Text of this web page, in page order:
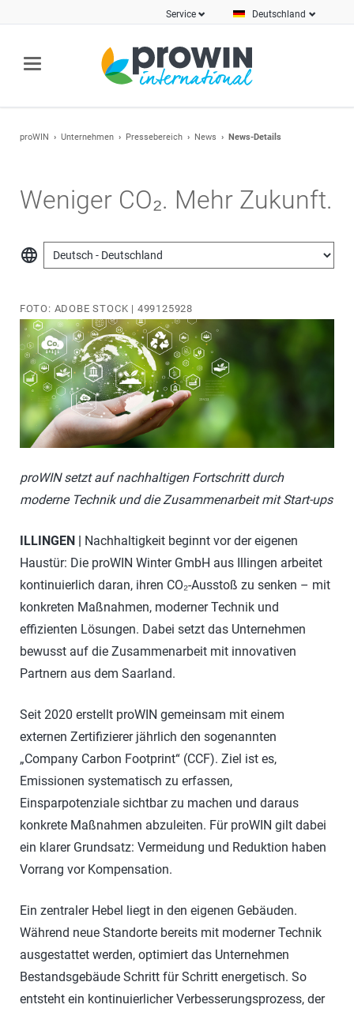
Deutschland
Service
proWIN Unternehmen Pressebereich News News-Details
Weniger CO₂. Mehr Zukunft.
language
FOTO: ADOBE STOCK | 499125928
proWIN setzt auf nachhaltigen Fortschritt durch
moderne Technik und die Zusammenarbeit mit Start-ups
ILLINGEN | Nachhaltigkeit beginnt vor der eigenen
Haustür: Die proWIN Winter GmbH aus Illingen arbeitet
kontinuierlich daran, ihren CO₂-Ausstoß zu senken – mit
konkreten Maßnahmen, moderner Technik und
effizienten Lösungen. Dabei setzt das Unternehmen
bewusst auf die Zusammenarbeit mit innovativen
Partnern aus dem Saarland.
Seit 2020 erstellt proWIN gemeinsam mit einem
externen Zertifizierer jährlich den sogenannten
„Company Carbon Footprint“ (CCF). Ziel ist es,
Emissionen systematisch zu erfassen,
Einsparpotenziale sichtbar zu machen und daraus
konkrete Maßnahmen abzuleiten. Für proWIN gilt dabei
ein klarer Grundsatz: Vermeidung und Reduktion haben
Vorrang vor Kompensation.
Ein zentraler Hebel liegt in den eigenen Gebäuden.
Während neue Standorte bereits mit moderner Technik
ausgestattet werden, optimiert das Unternehmen
Bestandsgebäude Schritt für Schritt energetisch. So
entsteht ein kontinuierlicher Verbesserungsprozess, der